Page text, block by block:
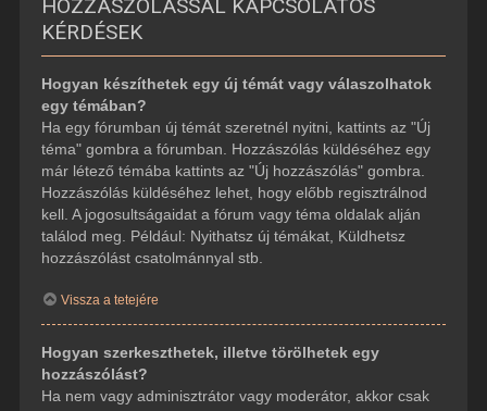
HOZZÁSZÓLÁSSAL KAPCSOLATOS
KÉRDÉSEK
Hogyan készíthetek egy új témát vagy válaszolhatok
egy témában?
Ha egy fórumban új témát szeretnél nyitni, kattints az "Új
téma" gombra a fórumban. Hozzászólás küldéséhez egy
már létező témába kattints az "Új hozzászólás" gombra.
Hozzászólás küldéséhez lehet, hogy előbb regisztrálnod
kell. A jogosultságaidat a fórum vagy téma oldalak alján
találod meg. Például: Nyithatsz új témákat, Küldhetsz
hozzászólást csatolmánnyal stb.
Vissza a tetejére
Hogyan szerkeszthetek, illetve törölhetek egy
hozzászólást?
Ha nem vagy adminisztrátor vagy moderátor, akkor csak